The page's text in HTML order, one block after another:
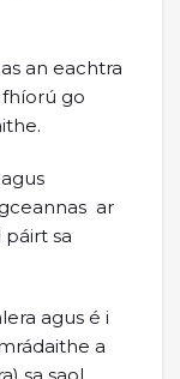
an eachtra
go
ar
páirt sa
agus é i
a